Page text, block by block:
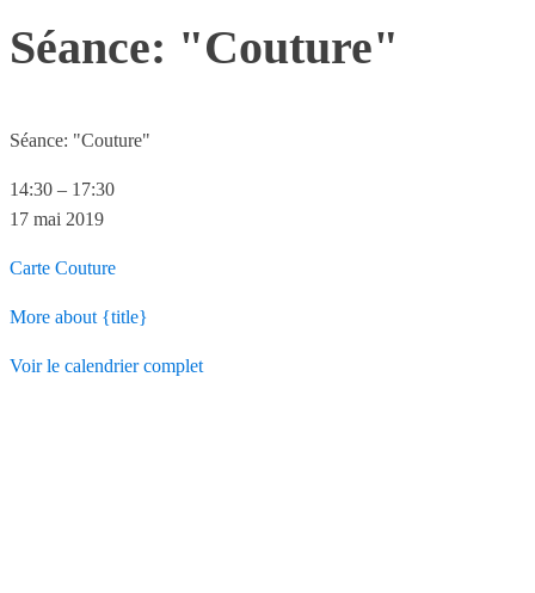
Séance: "Couture"
Séance: "Couture"
14:30 – 17:30
17 mai 2019
Carte Couture
More about {title}
Voir le calendrier complet